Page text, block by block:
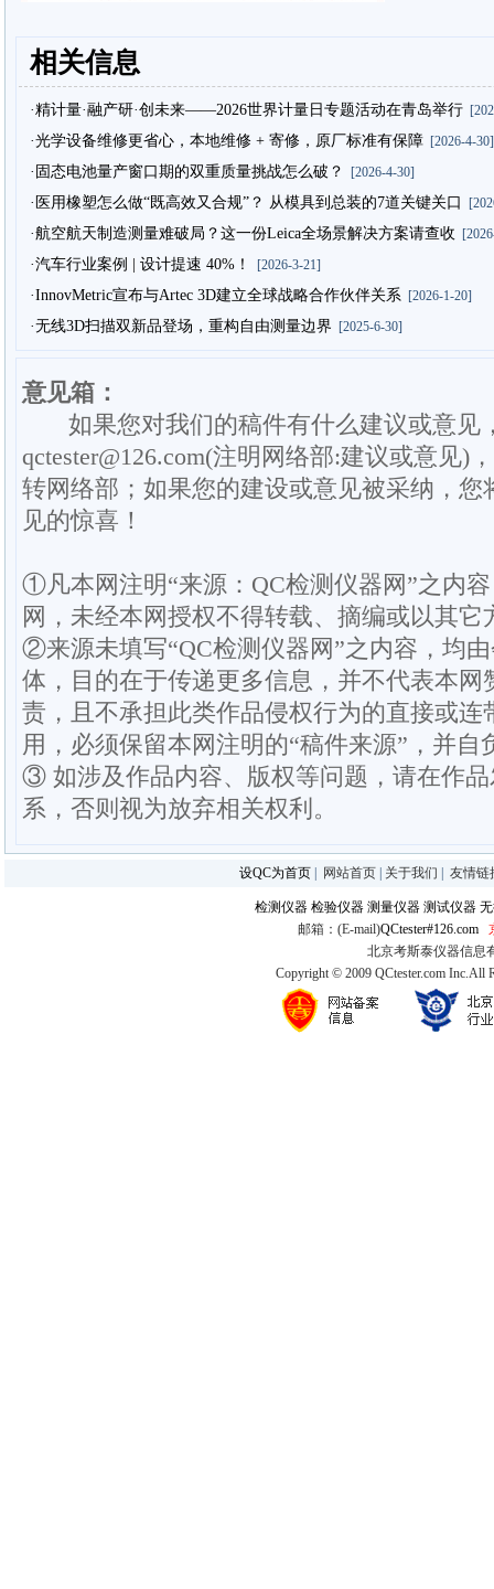
相关信息
·精计量·融产研·创未来——2026世界计量日专题活动在青岛举行
·光学设备维修更省心，本地维修 + 寄修，原厂标准有保障 [2026-4-30]
·固态电池量产窗口期的双重质量挑战怎么破？ [2026-4-30]
·医用橡塑怎么做“既高效又合规”？ 从模具到总装的7道关键关口
·航空航天制造测量难破局？这一份Leica全场景解决方案请查收
·汽车行业案例 | 设计提速 40%！ [2026-3-21]
·InnovMetric宣布与Artec 3D建立全球战略合作伙伴关系 [2026-1-20]
·无线3D扫描双新品登场，重构自由测量边界 [2025-6-30]
意见箱：
如果您对我们的稿件有什么建议或意见
qctester@126.com(注明网络部:建议或意见)
转网络部；如果您的建设或意见被采纳，
见的惊喜！
①凡本网注明“来源：QC检测仪器网”之内
网，未经本网授权不得转载、摘编或以其它
②来源未填写“QC检测仪器网”之内容，均
体，目的在于传递更多信息，并不代表本
责，且不承担此类作品侵权行为的直接或连
用，必须保留本网注明的“稿件来源”，并自
③ 如涉及作品内容、版权等问题，请在作
系，否则视为放弃相关权利。
设QC为首页 网站首页 关于我们 友情链
检测仪器 检验仪器 测量仪器 测试仪器
邮箱：(E-mail)QCtester#126.com
北京考斯泰仪器信息
Copyright © 2009 QCtester.com Inc.All